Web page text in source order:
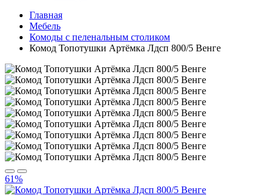
Главная
Мебель
Комоды с пеленальным столиком
Комод Топотушки Артёмка Лдсп 800/5 Венге
61%